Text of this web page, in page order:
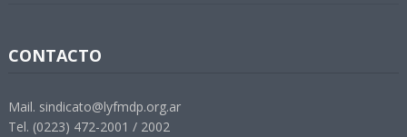
CONTACTO
Mail. sindicato@lyfmdp.org.ar
Tel. (0223) 472-2001 / 2002